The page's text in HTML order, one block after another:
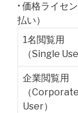
• 価格ライセ
払い）
1名閲覧用
（Single
企業閲覧用
（Corporate
User）